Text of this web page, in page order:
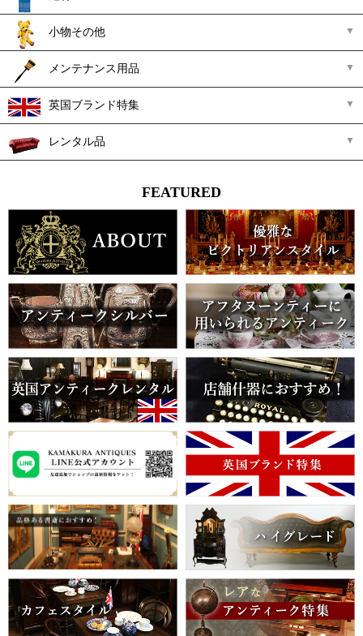
小物その他
メンテナンス用品
英国ブランド特集
レンタル品
FEATURED